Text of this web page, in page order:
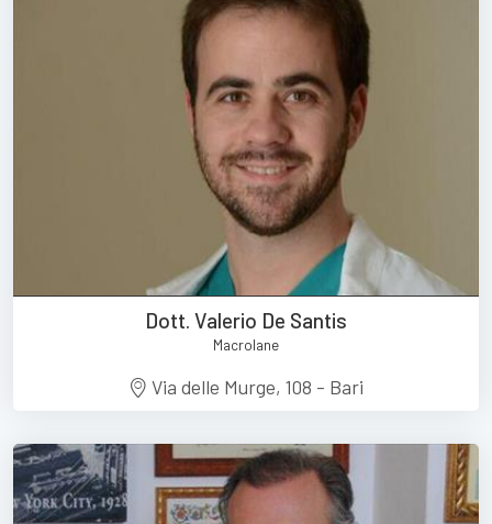
Dott. Valerio De Santis
Macrolane
Via delle Murge, 108 - Bari